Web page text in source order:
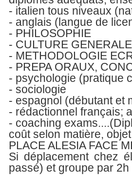
- italien tous niveaux
- anglais (langue de
- PHILOSOPHIE
- CULTURE
- METHODOLOGIE
- PREPA ORAUX,
- psychologie (pratique
- sociologie
- espagnol (débutant et
- rédactionnel français;
- coaching
coût selon matière,
PLACE ALESIA FACE
Si déplacement chez
passé) et groupe par